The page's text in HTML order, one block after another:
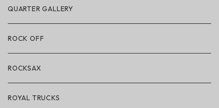
POLeR × LAKAI
アパレル
アクセサリー・小物
アパレル
ハードグッズ
QUARTER GALLERY
ROCK OFF
ROCKSAX
ROYAL TRUCKS